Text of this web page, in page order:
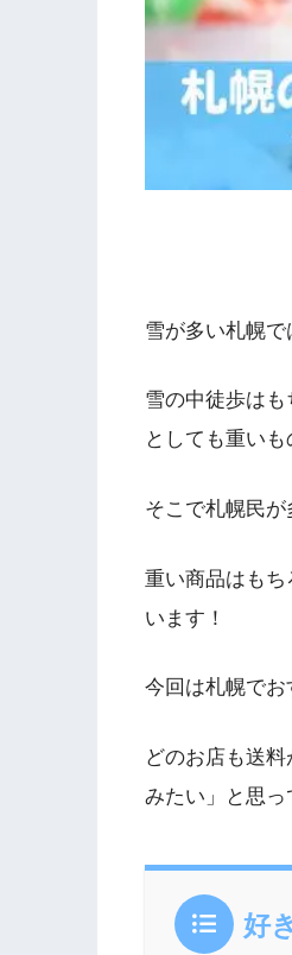
雪が多い札幌で
雪の中徒歩は
としても重い
そこで札幌民が
重い商品はも
います！
今回は札幌でお
どのお店も送
みたい」と思っ
好